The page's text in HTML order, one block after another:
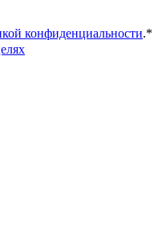
конфиденциальности.*